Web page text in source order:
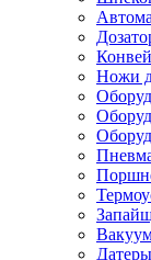
Ножи
Датеры